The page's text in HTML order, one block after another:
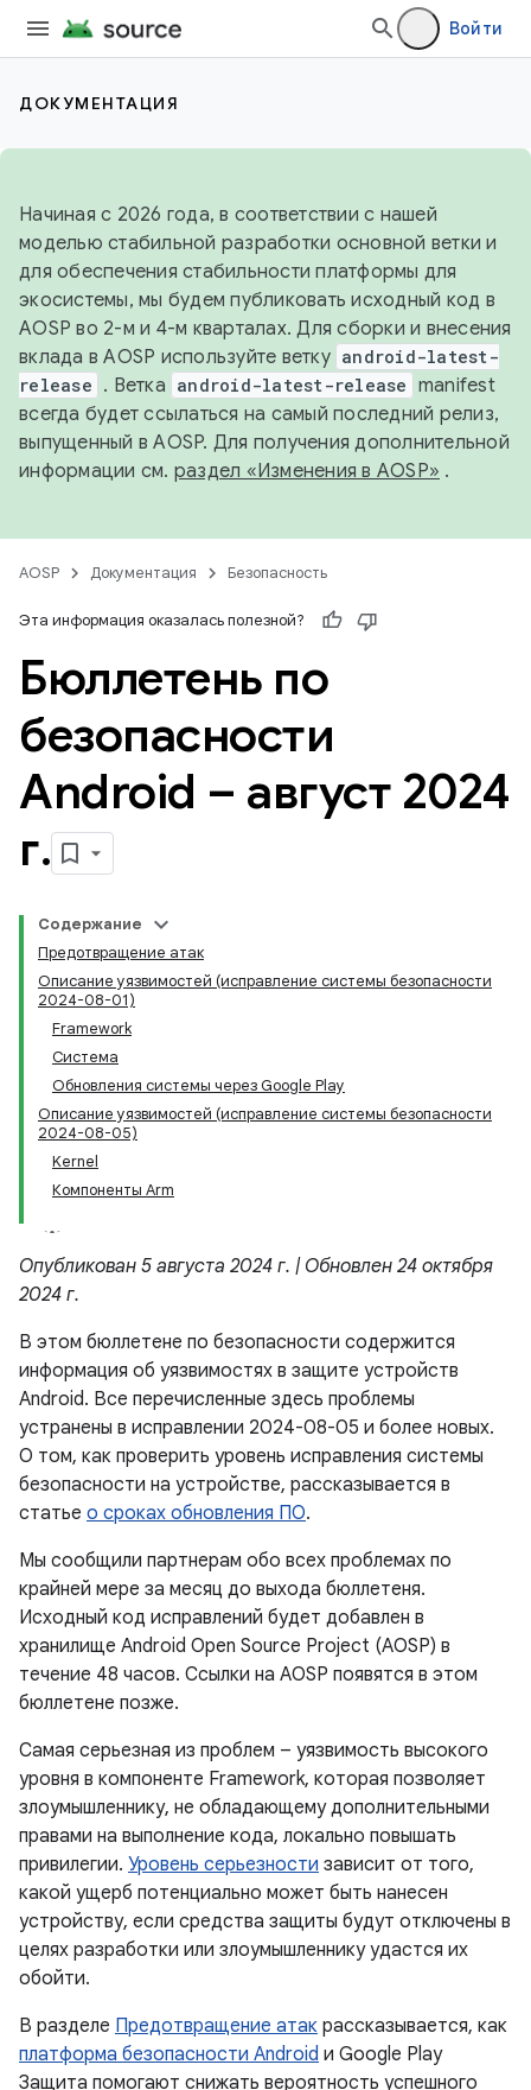
Войти
ДОКУМЕНТАЦИЯ
Начиная с 2026 года, в соответствии с нашей
моделью стабильной разработки основной ветки и
для обеспечения стабильности платформы для
экосистемы, мы будем публиковать исходный код в
AOSP во 2-м и 4-м кварталах. Для сборки и внесения
вклада в AOSP используйте ветку android-latest-
release . Ветка android-latest-release manifest
всегда будет ссылаться на самый последний релиз,
выпущенный в AOSP. Для получения дополнительной
информации см. раздел «Изменения в AOSP» .
AOSP Документация Безопасность
Эта информация оказалась полезной?
Бюллетень по
безопасности
Android – август 2024
г.
Содержание
Предотвращение атак
Описание уязвимостей (исправление системы безопасности
2024-08-01)
Framework
Система
Обновления системы через Google Play
Описание уязвимостей (исправление системы безопасности
2024-08-05)
Kernel
Компоненты Arm
Опубликован 5 августа 2024 г. | Обновлен 24 октября
2024 г.
В этом бюллетене по безопасности содержится
информация об уязвимостях в защите устройств
Android. Все перечисленные здесь проблемы
устранены в исправлении 2024-08-05 и более новых.
О том, как проверить уровень исправления системы
безопасности на устройстве, рассказывается в
статье о сроках обновления ПО.
Мы сообщили партнерам обо всех проблемах по
крайней мере за месяц до выхода бюллетеня.
Исходный код исправлений будет добавлен в
хранилище Android Open Source Project (AOSP) в
течение 48 часов. Ссылки на AOSP появятся в этом
бюллетене позже.
Самая серьезная из проблем – уязвимость высокого
уровня в компоненте Framework, которая позволяет
злоумышленнику, не обладающему дополнительными
правами на выполнение кода, локально повышать
привилегии. Уровень серьезности зависит от того,
какой ущерб потенциально может быть нанесен
устройству, если средства защиты будут отключены в
целях разработки или злоумышленнику удастся их
обойти.
В разделе Предотвращение атак рассказывается, как
платформа безопасности Android и Google Play
Защита помогают снижать вероятность успешного